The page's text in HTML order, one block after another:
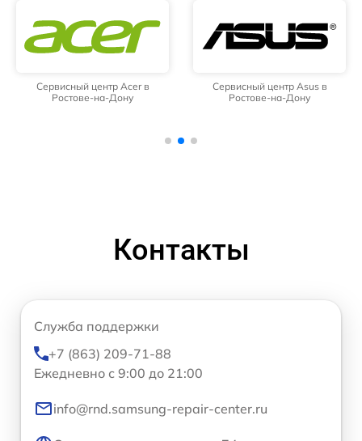
Сервисный центр Acer в
Ростове-на-Дону
Сервисный центр Asus в
Ростове-на-Дону
Контакты
Служба поддержки
+7 (863) 209-71-88
Ежедневно с 9:00 до 21:00
info@rnd.samsung-repair-center.ru